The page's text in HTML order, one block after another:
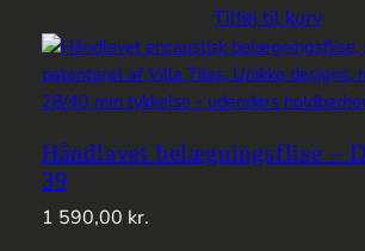
Tilføj til kurv
Håndlavet belægningsflise –
39
1 590,00 kr.